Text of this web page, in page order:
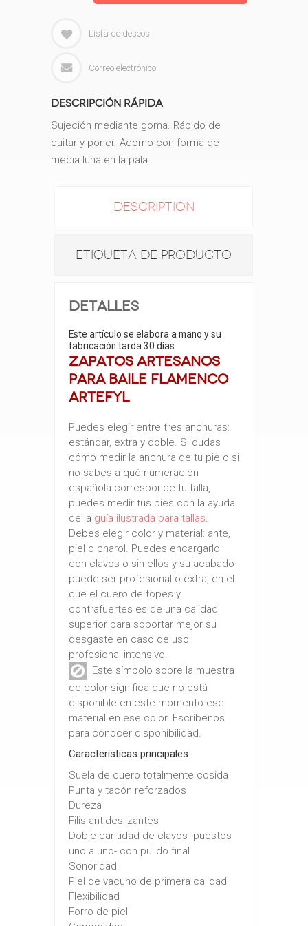
Lista de deseos
Correo electrónico
Descripción rápida
Sujeción mediante goma. Rápido de
quitar y poner. Adorno con forma de
media luna en la pala.
DESCRIPTION
ETIQUETA DE PRODUCTO
Detalles
Este artículo se elabora a mano y su
fabricación tarda 30 días
Zapatos artesanos
para baile flamenco
ArteFYL
Puedes elegir entre tres anchuras:
estándar, extra y doble. Si dudas
cómo medir la anchura de tu pie o si
no sabes a qué numeración
española corresponde tu talla,
puedes medir tus pies con la ayuda
de la guía ilustrada para tallas.
Debes elegir color y material: ante,
piel o charol. Puedes encargarlo
con clavos o sin ellos y su acabado
puede ser profesional o extra, en el
que el cuero de topes y
contrafuertes es de una calidad
superior para soportar mejor su
desgaste en caso de uso
profesional intensivo.
Este símbolo sobre la muestra
de color significa que no está
disponible en este momento ese
material en ese color. Escríbenos
para conocer disponibilidad.
Características principales:
Suela de cuero totalmente cosida
Punta y tacón reforzados
Dureza
Filis antideslizantes
Doble cantidad de clavos -puestos
uno a uno- con pulido final
Sonoridad
Piel de vacuno de primera calidad
Flexibilidad
Forro de piel